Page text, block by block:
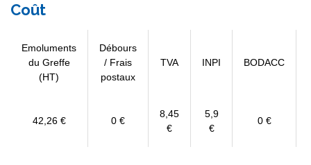
Coût
Emoluments
du Greffe
(HT)
Débours
/ Frais
postaux
TVA INPI BODACC
42,26 € 0 €
8,45
€
5,9
€
0 €